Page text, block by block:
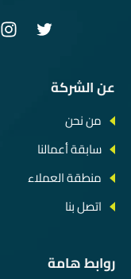
عن الشركة
من نحن
سابقة أعمالنا
منطقة العملاء
اتصل بنا
روابط هامة